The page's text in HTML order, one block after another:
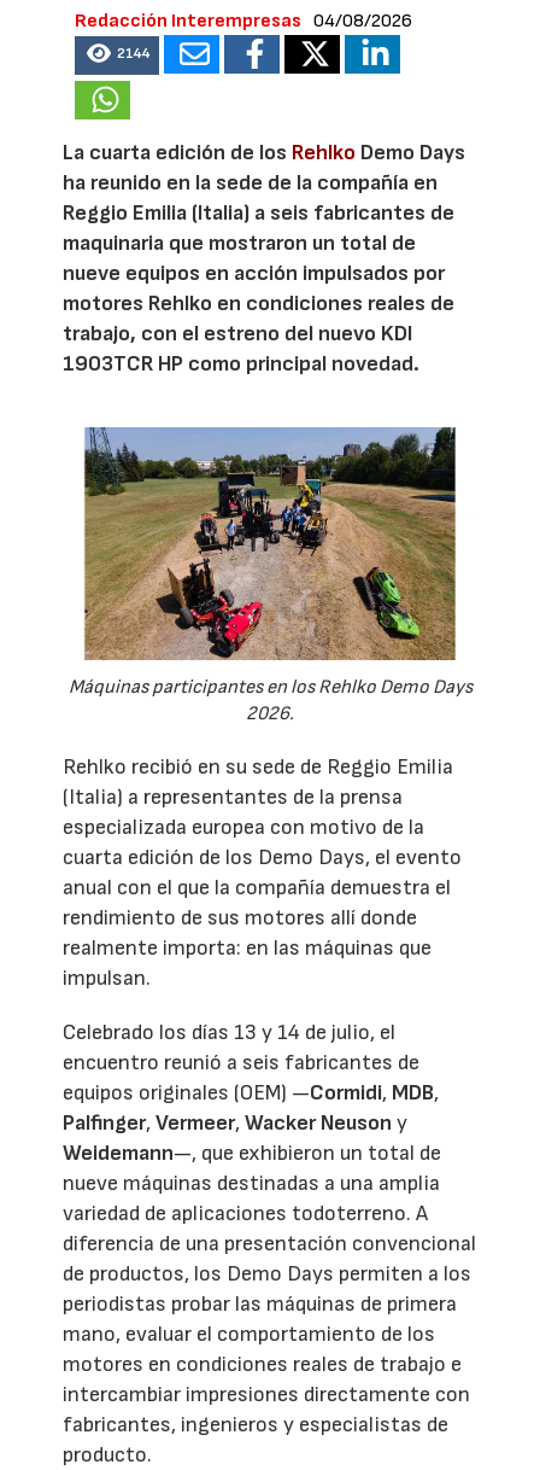
Redacción Interempresas 04/08/2026
2144
La cuarta edición de los Rehlko Demo Days
ha reunido en la sede de la compañía en
Reggio Emilia (Italia) a seis fabricantes de
maquinaria que mostraron un total de
nueve equipos en acción impulsados por
motores Rehlko en condiciones reales de
trabajo, con el estreno del nuevo KDI
1903TCR HP como principal novedad.
Máquinas participantes en los Rehlko Demo Days
2026.
Rehlko recibió en su sede de Reggio Emilia
(Italia) a representantes de la prensa
especializada europea con motivo de la
cuarta edición de los Demo Days, el evento
anual con el que la compañía demuestra el
rendimiento de sus motores allí donde
realmente importa: en las máquinas que
impulsan.
Celebrado los días 13 y 14 de julio, el
encuentro reunió a seis fabricantes de
equipos originales (OEM) —Cormidi, MDB,
Palfinger,Vermeer,Wacker Neuson y
Weidemann—, que exhibieron un total de
nueve máquinas destinadas a una amplia
variedad de aplicaciones todoterreno. A
diferencia de una presentación convencional
de productos, los Demo Days permiten a los
periodistas probar las máquinas de primera
mano, evaluar el comportamiento de los
motores en condiciones reales de trabajo e
intercambiar impresiones directamente con
fabricantes, ingenieros y especialistas de
producto.